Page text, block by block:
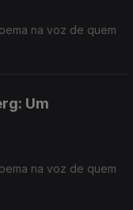
na voz de quem
Um
na voz de quem